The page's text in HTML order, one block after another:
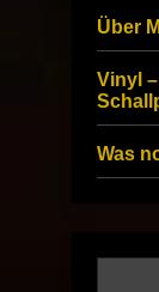
Über
Vinyl
Was